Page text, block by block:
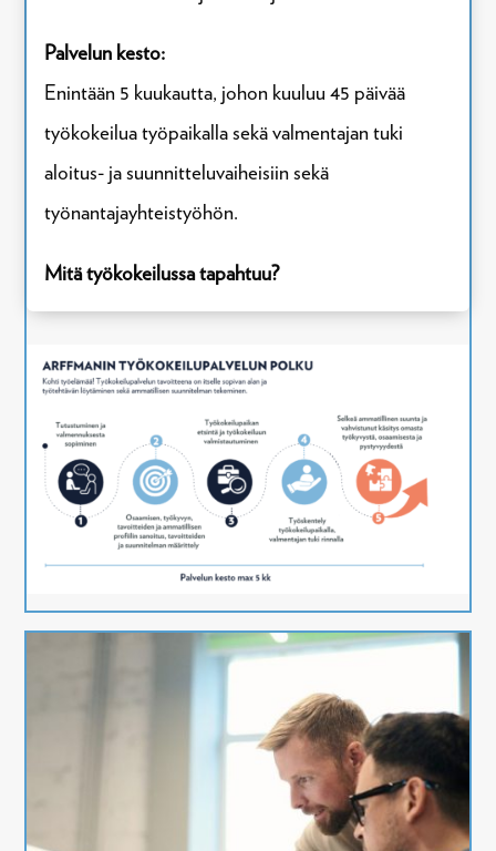
Palvelun kesto:
Enintään 5 kuukautta, johon kuuluu 45 päivää
työkokeilua työpaikalla sekä valmentajan tuki
aloitus- ja suunnitteluvaiheisiin sekä
työnantajayhteistyöhön.
Mitä työkokeilussa tapahtuu?